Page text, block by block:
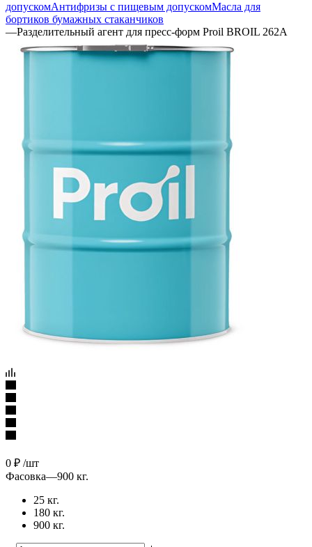
допускомАнтифризы с пищевым допускомМасла для
бортиков бумажных стаканчиков
—Разделительный агент для пресс-форм Proil BROIL 262A
0 ₽ /шт
Фасовка—900 кг.
25 кг.
180 кг.
900 кг.